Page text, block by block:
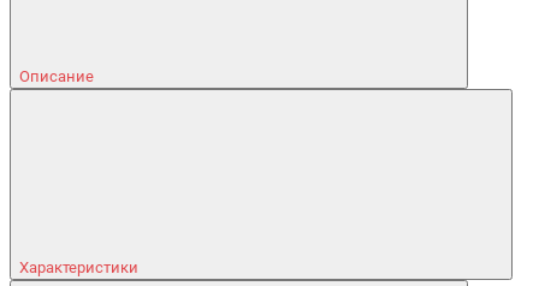
Описание
Характеристики